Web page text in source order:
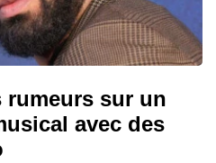
rumeurs sur un
avec des